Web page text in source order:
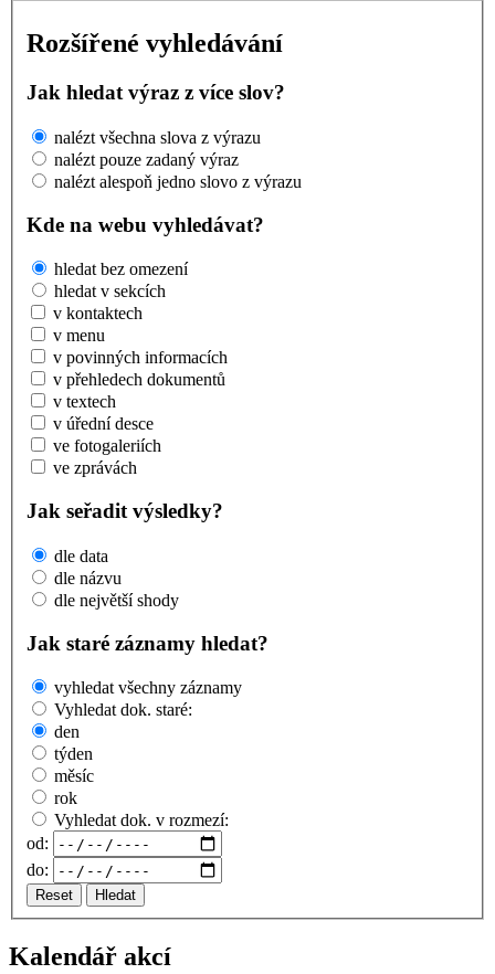
Rozšířené vyhledávání
Jak hledat výraz z více slov?
nalézt všechna slova z výrazu
nalézt pouze zadaný výraz
nalézt alespoň jedno slovo z výrazu
Kde na webu vyhledávat?
hledat bez omezení
hledat v sekcích
v kontaktech
v menu
v povinných informacích
v přehledech dokumentů
v textech
v úřední desce
ve fotogaleriích
ve zprávách
Jak seřadit výsledky?
dle data
dle názvu
dle největší shody
Jak staré záznamy hledat?
vyhledat všechny záznamy
Vyhledat dok. staré:
den
týden
měsíc
rok
Vyhledat dok. v rozmezí:
od:
do:
Reset Hledat
Kalendář akcí